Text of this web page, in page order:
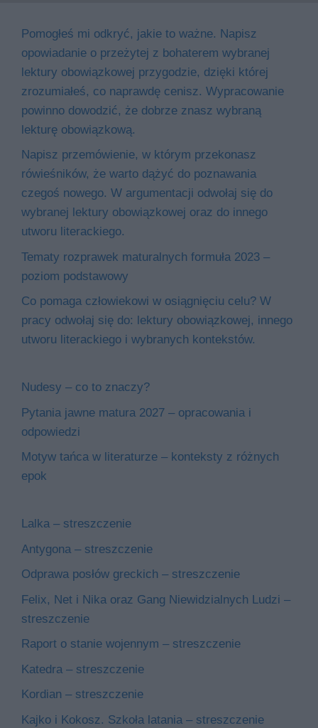
Pomogłeś mi odkryć, jakie to ważne. Napisz
opowiadanie o przeżytej z bohaterem wybranej
lektury obowiązkowej przygodzie, dzięki której
zrozumiałeś, co naprawdę cenisz. Wypracowanie
powinno dowodzić, że dobrze znasz wybraną
lekturę obowiązkową.
Napisz przemówienie, w którym przekonasz
rówieśników, że warto dążyć do poznawania
czegoś nowego. W argumentacji odwołaj się do
wybranej lektury obowiązkowej oraz do innego
utworu literackiego.
Tematy rozprawek maturalnych formuła 2023 –
poziom podstawowy
Co pomaga człowiekowi w osiągnięciu celu? W
pracy odwołaj się do: lektury obowiązkowej, innego
utworu literackiego i wybranych kontekstów.
Nudesy – co to znaczy?
Pytania jawne matura 2027 – opracowania i
odpowiedzi
Motyw tańca w literaturze – konteksty z różnych
epok
Lalka – streszczenie
Antygona – streszczenie
Odprawa posłów greckich – streszczenie
Felix, Net i Nika oraz Gang Niewidzialnych Ludzi –
streszczenie
Raport o stanie wojennym – streszczenie
Katedra – streszczenie
Kordian – streszczenie
Kajko i Kokosz. Szkoła latania – streszczenie